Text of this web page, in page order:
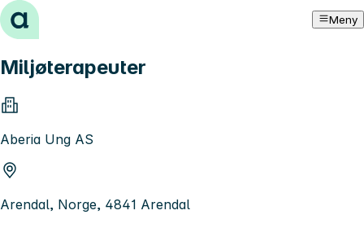
Hopp til innhold Meny
Miljøterapeuter
Aberia Ung AS
Arendal, Norge, 4841 Arendal